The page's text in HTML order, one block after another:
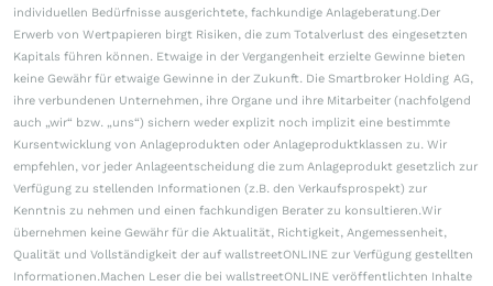
individuellen Bedürfnisse ausgerichtete, fachkundige Anlageberatung.Der
Erwerb von Wertpapieren birgt Risiken, die zum Totalverlust des eingesetzten
Kapitals führen können. Etwaige in der Vergangenheit erzielte Gewinne bieten
keine Gewähr für etwaige Gewinne in der Zukunft. Die Smartbroker Holding AG,
ihre verbundenen Unternehmen, ihre Organe und ihre Mitarbeiter (nachfolgend
auch „wir“ bzw. „uns“) sichern weder explizit noch implizit eine bestimmte
Kursentwicklung von Anlageprodukten oder Anlageproduktklassen zu. Wir
empfehlen, vor jeder Anlageentscheidung die zum Anlageprodukt gesetzlich zur
Verfügung zu stellenden Informationen (z.B. den Verkaufsprospekt) zur
Kenntnis zu nehmen und einen fachkundigen Berater zu konsultieren.Wir
übernehmen keine Gewähr für die Aktualität, Richtigkeit, Angemessenheit,
Qualität und Vollständigkeit der auf wallstreetONLINE zur Verfügung gestellten
Informationen.Machen Leser die bei wallstreetONLINE veröffentlichten Inhalte